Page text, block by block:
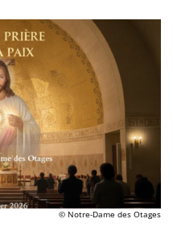
© Notre-Dame des Otages